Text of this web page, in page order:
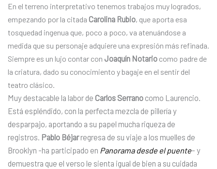
En el terreno interpretativo tenemos trabajos muy logrados,
empezando por la citada Carolina Rubio, que aporta esa
tosquedad ingenua que, poco a poco, va atenuándose a
medida que su personaje adquiere una expresión más refinada.
Siempre es un lujo contar con Joaquín Notario como padre de
la criatura, dado su conocimiento y bagaje en el sentir del
teatro clásico.
Muy destacable la labor de Carlos Serrano como Laurencio.
Está espléndido, con la perfecta mezcla de pillería y
desparpajo, aportando a su papel mucha riqueza de
registros. Pablo Béjarregresa de su viaje a los muelles de
Brooklyn -ha participado en Panorama desde el puente– y
demuestra que el verso le sienta igual de bien a su cuidada